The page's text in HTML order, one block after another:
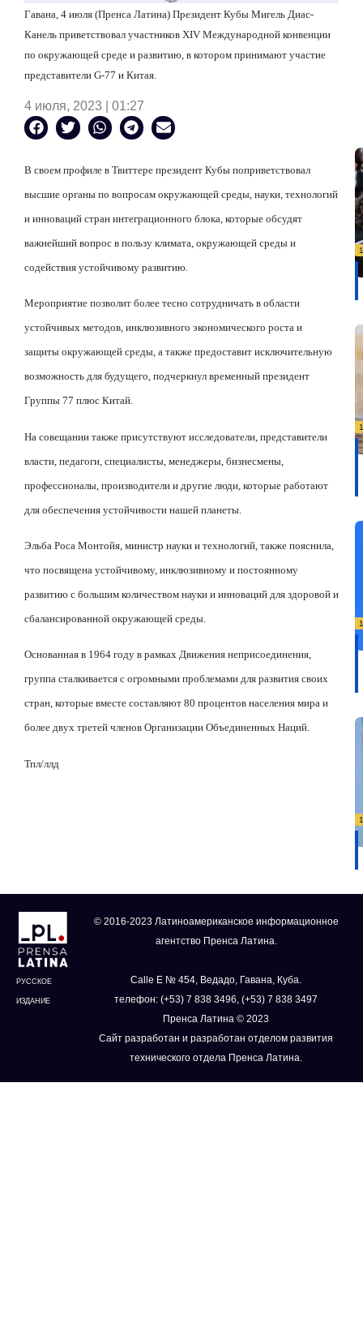
Гавана, 4 июля (Пренса Латина) Президент Кубы Мигель Диас-
Канель приветствовал участников XIV Международной конвенции
по окружающей среде и развитию, в котором принимают участие
представители G-77 и Китая.
4 июля, 2023 | 01:27
В своем профиле в Твиттере президент Кубы поприветствовал
высшие органы по вопросам окружающей среды, науки, технологий
и инноваций стран интеграционного блока, которые обсудят
важнейший вопрос в пользу климата, окружающей среды и
содействия устойчивому развитию.
Мероприятие позволит более тесно сотрудничать в области
устойчивых методов, инклюзивного экономического роста и
защиты окружающей среды, а также предоставит исключительную
возможность для будущего, подчеркнул временный президент
Группы 77 плюс Китай.
На совещании также присутствуют исследователи, представители
власти, педагоги, специалисты, менеджеры, бизнесмены,
профессионалы, производители и другие люди, которые работают
для обеспечения устойчивости нашей планеты.
Эльба Роса Монтойя, министр науки и технологий, также пояснила,
что посвящена устойчивому, инклюзивному и постоянному
развитию с большим количеством науки и инноваций для здоровой и
сбалансированной окружающей среды.
Основанная в 1964 году в рамках Движения неприсоединения,
группа сталкивается с огромными проблемами для развития своих
стран, которые вместе составляют 80 процентов населения мира и
более двух третей членов Организации Объединенных Наций.
Тпл/ллд
РУССКОЕ
ИЗДАНИЕ
© 2016-2023 Латиноамериканское информационное
агентство Пренса Латина.
Calle E № 454, Ведадо, Гавана, Куба.
телефон: (+53) 7 838 3496, (+53) 7 838 3497
Пренса Латина © 2023
Сайт разработан и разработан отделом развития
технического отдела Пренса Латина.